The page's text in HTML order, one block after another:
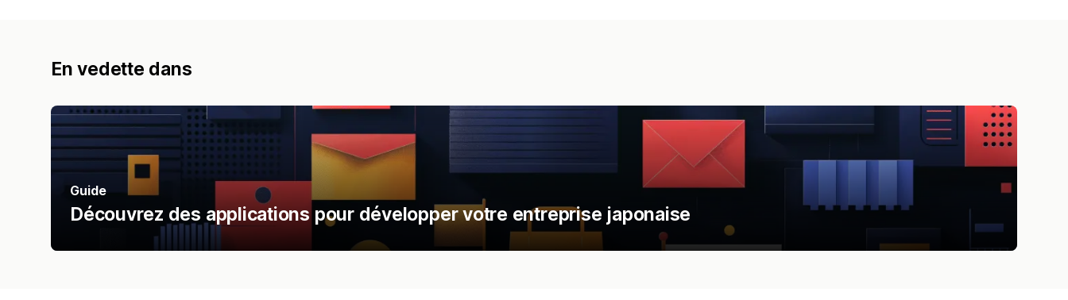
En vedette dans
Guide
Découvrez des applications pour développer votre entreprise japonaise